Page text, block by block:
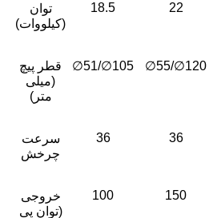
توان
(کیلووات)
18.5 22
قطر پیچ
(میلی
متر)
∅51/∅105 ∅55/∅120
سرعت
چرخش
36 36
خروجی
(توان پی
100 150